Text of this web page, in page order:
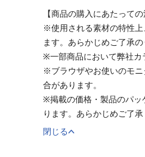
【商品の購入にあたっての
※使用される素材の特性上
ます。あらかじめご了承
※一部商品において弊社カ
※ブラウザやお使いのモ
合があります。
※掲載の価格・製品のパッ
ります。あらかじめご了承
閉じる